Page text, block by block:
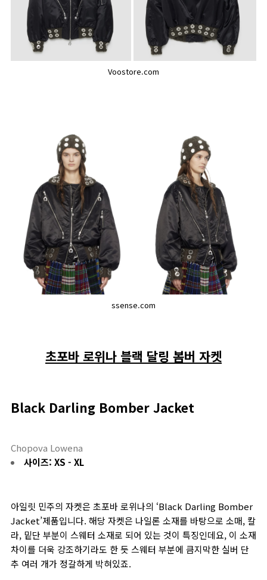
Voostore.com
ssense.com
초포바 로위나 블랙 달링 봄버 자켓
Black Darling Bomber Jacket
Chopova Lowena
사이즈: XS - XL
아일릿 민주의 자켓은 초포바 로위나의 ‘Black Darling Bomber
Jacket’제품입니다. 해당 자켓은 나일론 소재를 바탕으로 소매, 칼
라, 밑단 부분이 스웨터 소재로 되어 있는 것이 특징인데요, 이 소재
차이를 더욱 강조하기라도 한 듯 스웨터 부분에 큼지막한 실버 단
추 여러 개가 정갈하게 박혀있죠.